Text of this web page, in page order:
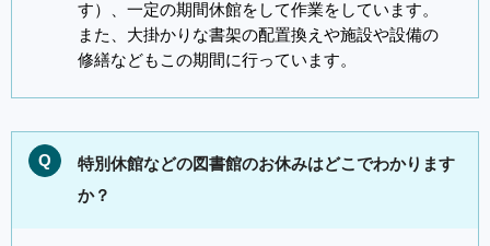
す）、一定の期間休館をして作業をしています。
また、大掛かりな書架の配置換えや施設や設備の
修繕などもこの期間に行っています。
Q
特別休館などの図書館のお休みはどこでわかります
か？